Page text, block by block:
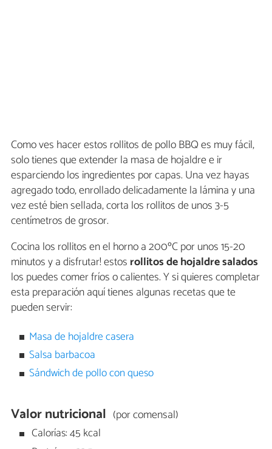
Como ves hacer estos rollitos de pollo BBQ es muy fácil,
solo tienes que extender la masa de hojaldre e ir
esparciendo los ingredientes por capas. Una vez hayas
agregado todo, enrollado delicadamente la lámina y una
vez esté bien sellada, corta los rollitos de unos 3-5
centímetros de grosor.
Cocina los rollitos en el horno a 200ºC por unos 15-20
minutos y a disfrutar! estos rollitos de hojaldre salados
los puedes comer fríos o calientes. Y si quieres completar
esta preparación aquí tienes algunas recetas que te
pueden servir:
Masa de hojaldre casera
Salsa barbacoa
Sándwich de pollo con queso
Valor nutricional (por comensal)
Calorías: 45 kcal